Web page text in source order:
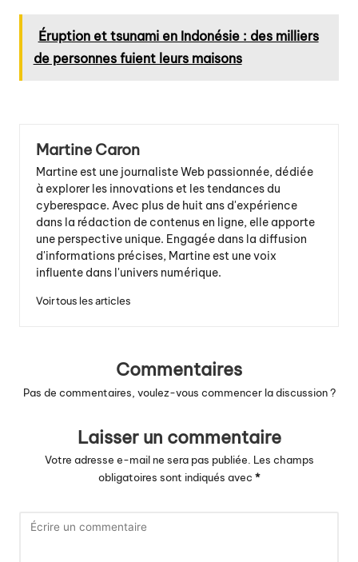
Éruption et tsunami en Indonésie : des milliers
de personnes fuient leurs maisons
Martine Caron
Martine est une journaliste Web passionnée, dédiée
à explorer les innovations et les tendances du
cyberespace. Avec plus de huit ans d'expérience
dans la rédaction de contenus en ligne, elle apporte
une perspective unique. Engagée dans la diffusion
d'informations précises, Martine est une voix
influente dans l'univers numérique.
Voir tous les articles
Commentaires
Pas de commentaires, voulez-vous commencer la discussion ?
Laisser un commentaire
Votre adresse e-mail ne sera pas publiée. Les champs
obligatoires sont indiqués avec *